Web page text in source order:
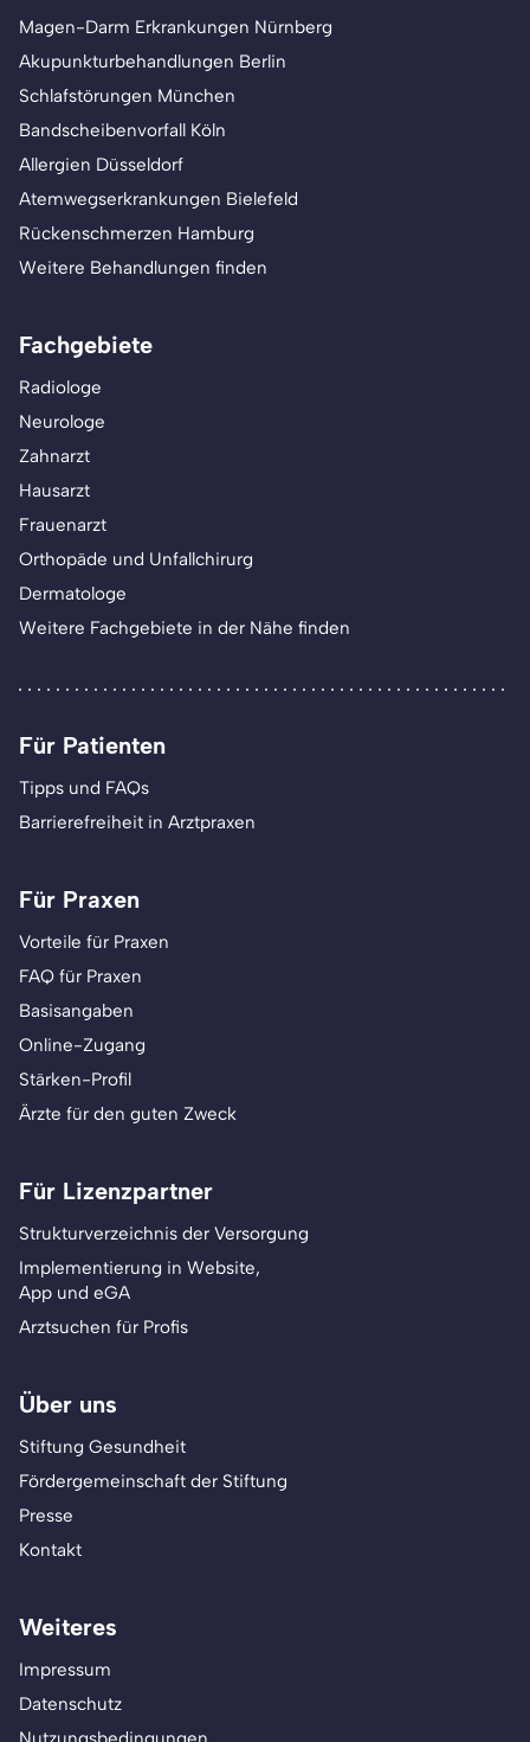
Magen-Darm Erkrankungen Nürnberg
Akupunkturbehandlungen Berlin
Schlafstörungen München
Bandscheibenvorfall Köln
Allergien Düsseldorf
Atemwegserkrankungen Bielefeld
Rückenschmerzen Hamburg
Weitere Behandlungen finden
Fachgebiete
Radiologe
Neurologe
Zahnarzt
Hausarzt
Frauenarzt
Orthopäde und Unfallchirurg
Dermatologe
Weitere Fachgebiete in der Nähe finden
Für Patienten
Tipps und FAQs
Barrierefreiheit in Arztpraxen
Für Praxen
Vorteile für Praxen
FAQ für Praxen
Basisangaben
Online-Zugang
Stärken-Profil
Ärzte für den guten Zweck
Für Lizenzpartner
Strukturverzeichnis der Versorgung
Implementierung in Website,
App und eGA
Arztsuchen für Profis
Über uns
Stiftung Gesundheit
Fördergemeinschaft der Stiftung
Presse
Kontakt
Weiteres
Impressum
Datenschutz